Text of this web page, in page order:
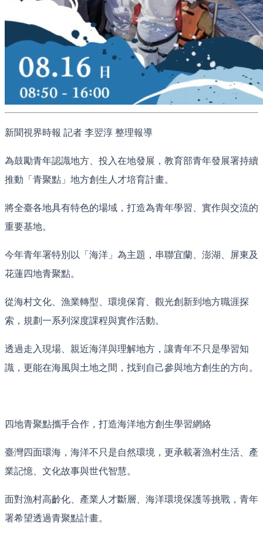
新聞視界時報 記者 李翌淳 整理報導
為鼓勵青年認識地方、投入在地發展，教育部青年發展署持續
推動「青聚點」地方創生人才培育計畫。
將全臺各地具有特色的場域，打造為青年學習、實作與交流的
重要基地。
今年青年署特別以「海洋」為主題，串聯宜蘭、澎湖、屏東及
花蓮四地青聚點。
從海村文化、漁業轉型、環境保育、觀光創新到地方職涯探
索，規劃一系列深度課程與實作活動。
透過走入現場、親近海洋與理解地方，讓青年不只是學習知
識，更能在海風與土地之間，找到自己參與地方創生的方向。
四地青聚點攜手合作，打造海洋地方創生學習網絡
臺灣四面環海，海洋不只是自然環境，更承載著漁村生活、產
業記憶、文化故事與世代智慧。
面對漁村高齡化、產業人才斷層、海洋環境保護等挑戰，青年
署希望透過青聚點計畫。